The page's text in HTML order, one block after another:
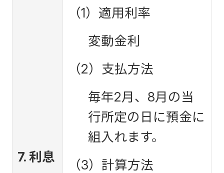
7. 利息
（1）適用利率
変動金利
（2）支払方法
毎年2月、8月の当
行所定の日に預金に
組入れます。
（3）計算方法